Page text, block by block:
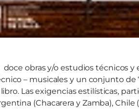
obras y/o estudios técnicos
– musicales y un conjunto de
Las exigencias estilísticas,
(Chacarera y Zamba), Chile